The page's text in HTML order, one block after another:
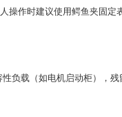
作时建议使用鳄鱼夹固定
载（如电机启动柜），残